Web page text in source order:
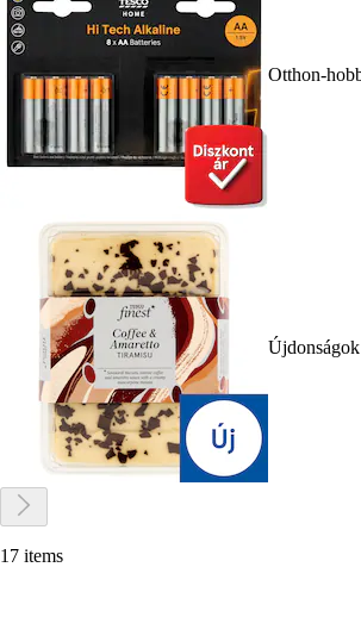
Otthon-
Újdonságok
17 items